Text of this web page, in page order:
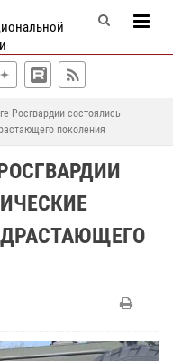
Росгвардии состоялись
поколения